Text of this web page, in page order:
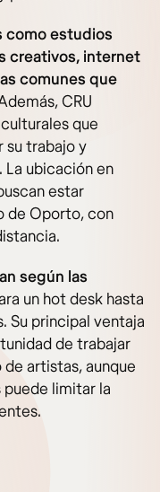
como estudios
creativos, internet
comunes que
CRU
que
su trabajo y
ubicación en
estar
de Oporto, con
según las
un hot desk hasta
Su principal ventaja
de trabajar
artistas, aunque
limitar la